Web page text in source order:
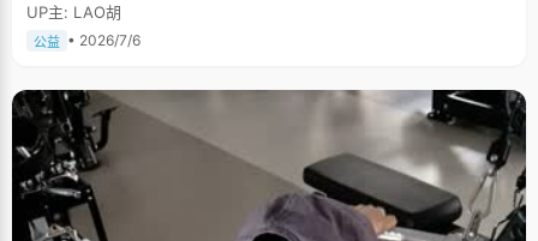
UP主: LAO胡
公益 • 2026/7/6